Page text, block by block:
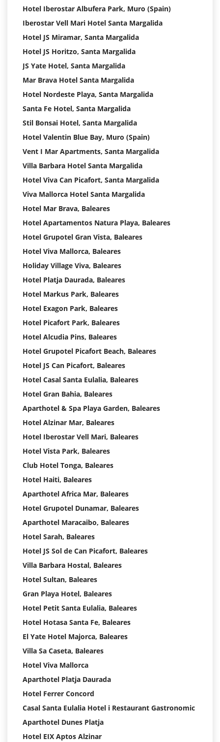
Hotel Iberostar Albufera Park, Muro (Spain)
Iberostar Vell Mari Hotel Santa Margalida
Hotel JS Miramar, Santa Margalida
Hotel JS Horitzo, Santa Margalida
JS Yate Hotel, Santa Margalida
Mar Brava Hotel Santa Margalida
Hotel Nordeste Playa, Santa Margalida
Santa Fe Hotel, Santa Margalida
Stil Bonsai Hotel, Santa Margalida
Hotel Valentin Blue Bay, Muro (Spain)
Vent I Mar Apartments, Santa Margalida
Villa Barbara Hotel Santa Margalida
Hotel Viva Can Picafort, Santa Margalida
Viva Mallorca Hotel Santa Margalida
Hotel Mar Brava, Baleares
Hotel Apartamentos Natura Playa, Baleares
Hotel Grupotel Gran Vista, Baleares
Hotel Viva Mallorca, Baleares
Holiday Village Viva, Baleares
Hotel Platja Daurada, Baleares
Hotel Markus Park, Baleares
Hotel Exagon Park, Baleares
Hotel Picafort Park, Baleares
Hotel Alcudia Pins, Baleares
Hotel Grupotel Picafort Beach, Baleares
Hotel JS Can Picafort, Baleares
Hotel Casal Santa Eulalia, Baleares
Hotel Gran Bahia, Baleares
Aparthotel & Spa Playa Garden, Baleares
Hotel Alzinar Mar, Baleares
Hotel Iberostar Vell Mari, Baleares
Hotel Vista Park, Baleares
Club Hotel Tonga, Baleares
Hotel Haiti, Baleares
Aparthotel Africa Mar, Baleares
Hotel Grupotel Dunamar, Baleares
Aparthotel Maracaibo, Baleares
Hotel Sarah, Baleares
Hotel JS Sol de Can Picafort, Baleares
Villa Barbara Hostal, Baleares
Hotel Sultan, Baleares
Gran Playa Hotel, Baleares
Hotel Petit Santa Eulalia, Baleares
Hotel Hotasa Santa Fe, Baleares
El Yate Hotel Majorca, Baleares
Villa Sa Caseta, Baleares
Hotel Viva Mallorca
Aparthotel Platja Daurada
Hotel Ferrer Concord
Casal Santa Eulalia Hotel i Restaurant Gastronomic
Aparthotel Dunes Platja
Hotel EIX Aptos Alzinar